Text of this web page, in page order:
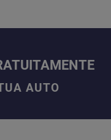
AUTO